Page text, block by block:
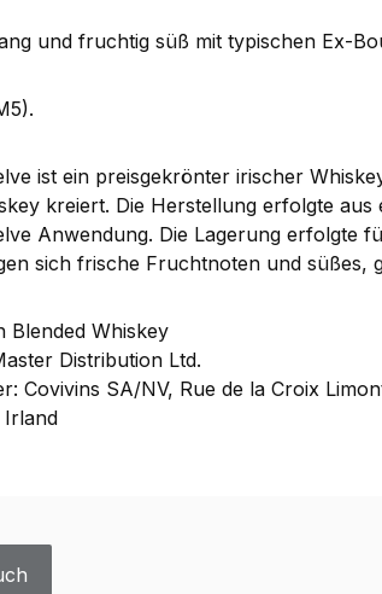
und fruchtig süß mit typischen Ex-
ist ein preisgekrönter irischer
kreiert. Die Herstellung erfolgte
Anwendung. Die Lagerung erfolgte
sich frische Fruchtnoten und
Blended Whiskey
Distribution Ltd.
Covivins SA/NV, Rue de la Croix
Irland